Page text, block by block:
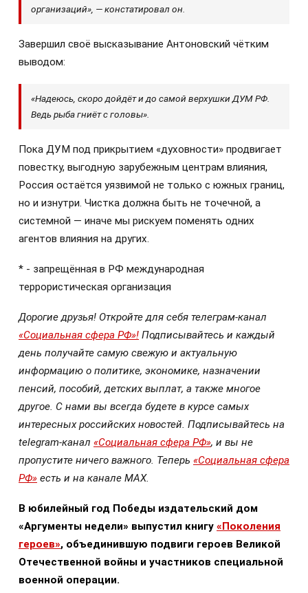
организаций», — констатировал он.
Завершил своё высказывание Антоновский чётким
выводом:
«Надеюсь, скоро дойдёт и до самой верхушки ДУМ РФ.
Ведь рыба гниёт с головы».
Пока ДУМ под прикрытием «духовности» продвигает
повестку, выгодную зарубежным центрам влияния,
Россия остаётся уязвимой не только с южных границ,
но и изнутри. Чистка должна быть не точечной, а
системной — иначе мы рискуем поменять одних
агентов влияния на других.
* - запрещённая в РФ международная
террористическая организация
Дорогие друзья! Откройте для себя телеграм-канал
«Социальная сфера РФ»! Подписывайтесь и каждый
день получайте самую свежую и актуальную
информацию о политике, экономике, назначении
пенсий, пособий, детских выплат, а также многое
другое. С нами вы всегда будете в курсе самых
интересных российских новостей. Подписывайтесь на
telegram-канал «Социальная сфера РФ», и вы не
пропустите ничего важного. Теперь «Социальная сфера
РФ» есть и на канале МАХ.
В юбилейный год Победы издательский дом
«Аргументы недели» выпустил книгу «Поколения
героев», объединившую подвиги героев Великой
Отечественной войны и участников специальной
военной операции.